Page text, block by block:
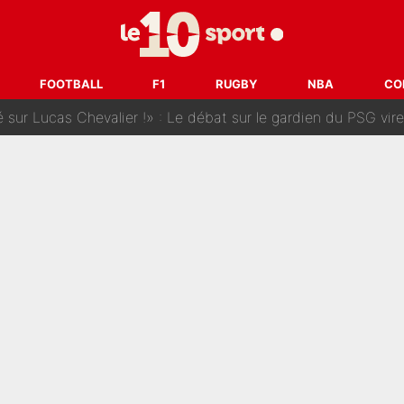
FOOTBALL F1 RUGBY NBA
dit ça...» : Kylian Mbappé raconte sa première rencontre avec
Benatia s'est battu pendant six mois pour le retenir à l'OM, le PSG a
Lucas Chevalier !» : Le débat sur le gardien du PSG